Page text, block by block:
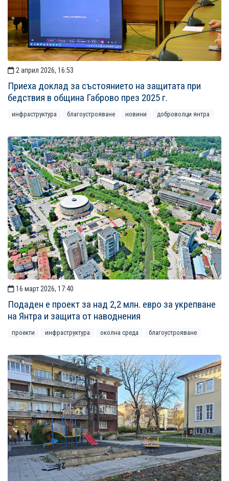
2 април 2026, 16:53
Приеха доклад за състоянието на защитата при
бедствия в община Габрово през 2025 г.
инфраструктура благоустрояване новини доброволци янтра
16 март 2026, 17:40
Подаден е проект за над 2,2 млн. евро за укрепване
на Янтра и защита от наводнения
проекти инфраструктура околна среда благоустрояване